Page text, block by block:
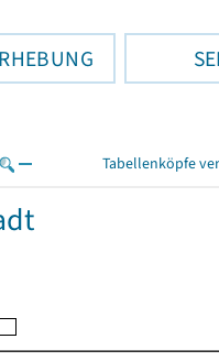
Tabellenköpfe